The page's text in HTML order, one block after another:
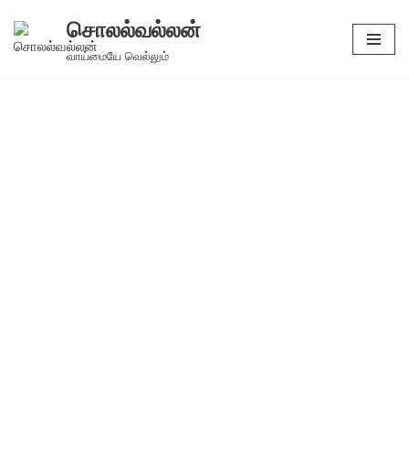
Skip
சொலல்வல்லன்
வாய்மையே வெல்லும்